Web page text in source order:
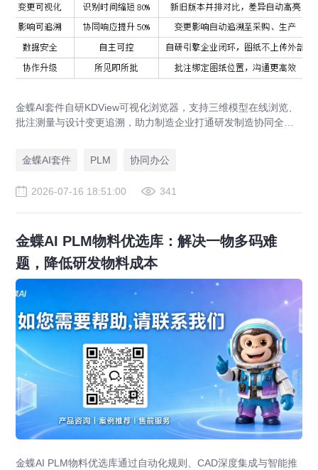
金蝶AI套件自研KDView可视化浏览器，支持三维模型在线浏览、
批注测量与设计变更追溯，助力制造企业打通研发制造协同全链
金蝶AI套件
PLM 协同办公
2026-07-16 18:51:00 341
金蝶AI PLM物料优选库：解决一物多码难
题，降低研发物料成本
金蝶AI PLM物料优选库通过自动化规则、CAD深度集成与智能推